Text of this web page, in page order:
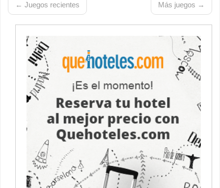
← Juegos recientes Más juegos →